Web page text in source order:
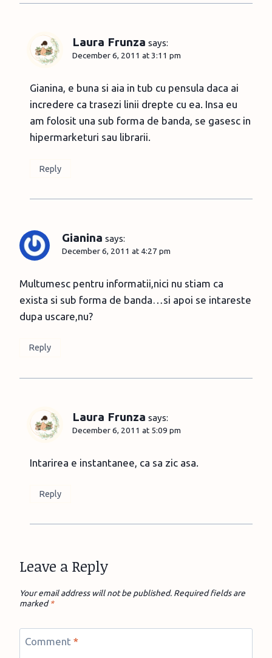
Laura Frunza says:
December 6, 2011 at 3:11 pm
Gianina, e buna si aia in tub cu pensula daca ai
incredere ca trasezi linii drepte cu ea. Insa eu
am folosit una sub forma de banda, se gasesc in
hipermarketuri sau librarii.
Reply
Gianina says:
December 6, 2011 at 4:27 pm
Multumesc pentru informatii,nici nu stiam ca
exista si sub forma de banda…si apoi se intareste
dupa uscare,nu?
Reply
Laura Frunza says:
December 6, 2011 at 5:09 pm
Intarirea e instantanee, ca sa zic asa.
Reply
Leave a Reply
Your email address will not be published. Required fields are
marked*
Comment *